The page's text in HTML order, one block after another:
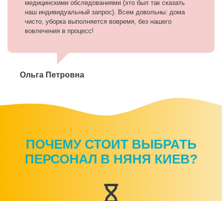
медицинскими обследованиями (это был так сказать
наш индивидуальный запрос). Всем довольны: дома
чисто, уборка выполняется вовремя, без нашего
вовлечения в процесс!
Ольга Петровна
ПОЧЕМУ СТОИТ ВЫБРАТЬ
ПЕРСОНАЛ В НЯНЯ КИЕВ?